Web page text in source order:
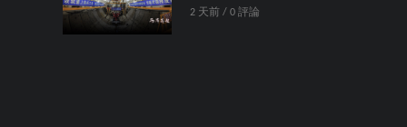
2 天前 / 0 評論